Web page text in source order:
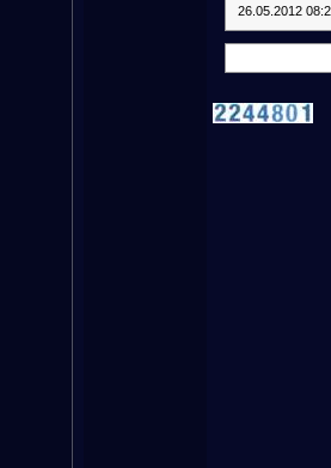
26.05.2012